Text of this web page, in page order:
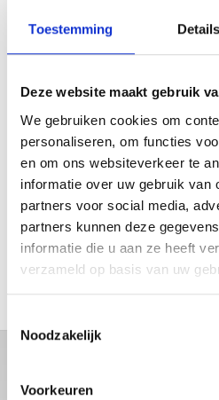
Toestemming Details
Deze website maakt gebruik
We gebruiken cookies om
personaliseren, om functies
en om ons websiteverkeer te
informatie over uw gebruik van
partners voor social media,
partners kunnen deze
informatie die u aan ze heeft
verzameld op basis van uw
Noodzakelijk
Voorkeuren